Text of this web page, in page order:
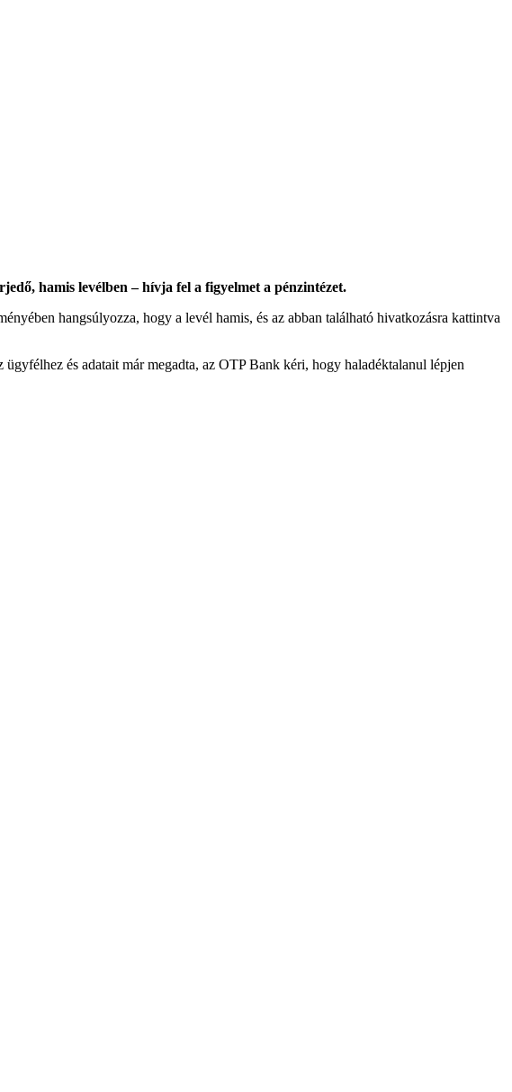
hamis levélben – hívja fel a figyelmet a pénzintézet.
hangsúlyozza, hogy a levél hamis, és az abban található hivatkozásra kattintva
és adatait már megadta, az OTP Bank kéri, hogy haladéktalanul lépjen